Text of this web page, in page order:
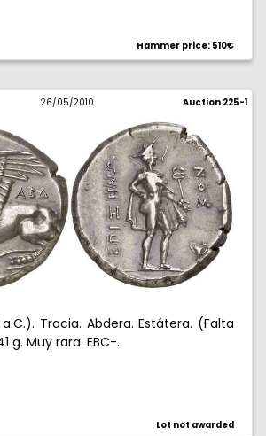
Hammer price: 510€
26/05/2010 Auction 225-1
Tracia. Abdera. Estátera. (Falta
g. Muy rara. EBC-.
Lot not awarded